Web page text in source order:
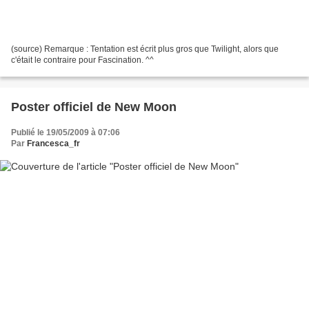
(source) Remarque : Tentation est écrit plus gros que Twilight, alors que
c'était le contraire pour Fascination. ^^
Poster officiel de New Moon
Publié le 19/05/2009 à 07:06
Par Francesca_fr